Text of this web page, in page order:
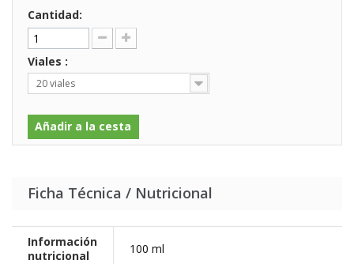
Cantidad:
Viales :
20 viales
Añadir a la cesta
Ficha Técnica / Nutricional
Información
nutricional
100 ml